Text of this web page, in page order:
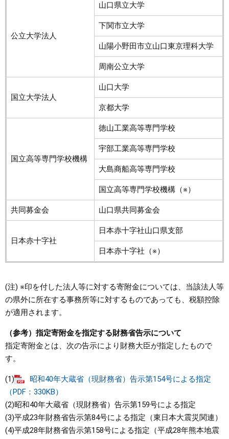
公立大学法人
山口県立大学
下関市立大学
山陽小野田市立山口東京理科大学
周南公立大学
国立大学法人
山口大学
京都大学
国立高等専門学校機構
徳山工業高等専門学校
宇部工業高等専門学校
大島商船高等専門学校
国立高等専門学校機構（※）
共同募金会 山口県共同募金会
日本赤十字社
日本赤十字社山口県支部
日本赤十字社（※）
(注) ※印を付した法人等に対する寄附金については、当該法人等
の県外に所在する事務所等に対するものであっても、税額控除
が適用されます。
（参考）指定寄附金を指定する財務省告示について
指定寄附金とは、次の告示により財務大臣が指定したもので
す。
(1)
昭和40年大蔵省（現財務省）告示第154号による指定
（PDF：330KB）
(2)昭和40年大蔵省（現財務省）告示第159号による指定
(3)平成23年財務省告示第84号による指定（東日本大震災関連）
(4)平成28年財務省告示第158号による指定（平成28年熊本地震